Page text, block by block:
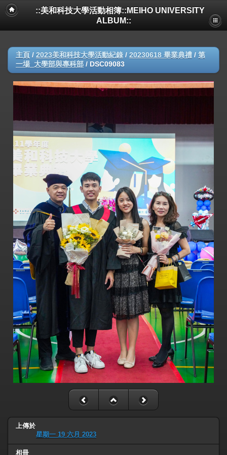
::美和科技大學活動相簿::MEIHO UNIVERSITY
ALBUM::
主頁 / 2023美和科技大學活動紀錄 / 20230618 畢業典禮 / 第
一場_大學部與專科部 / DSC09083
上傳於
星期一 19 六月 2023
相冊